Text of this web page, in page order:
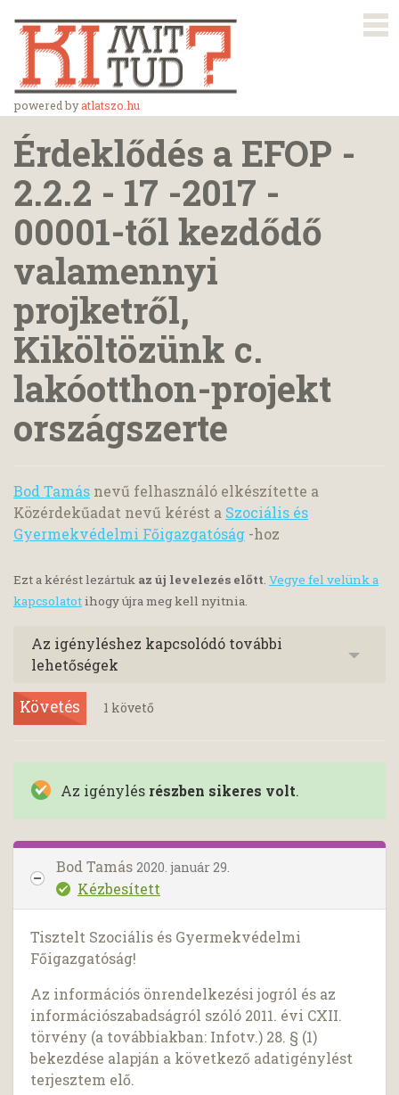
powered byatlatszo.hu
Érdeklődés a EFOP -
2.2.2 - 17 -2017 -
00001-től kezdődő
valamennyi
projketről,
Kiköltözünk c.
lakóotthon-projekt
országszerte
Bod Tamás nevű felhasználó elkészítette a
Közérdekűadat nevű kérést a Szociális és
Gyermekvédelmi Főigazgatóság -hoz
Ezt a kérést lezártuk az új levelezés előtt. Vegye fel velünk a
kapcsolatotihogy újra meg kell nyitnia.
Az igényléshez kapcsolódó további
lehetőségek
Követés 1 követő
Az igénylés részben sikeres volt.
Bod Tamás 2020. január 29.
Kézbesített
Tisztelt Szociális és Gyermekvédelmi
Főigazgatóság!
Az információs önrendelkezési jogról és az
információszabadságról szóló 2011. évi CXII.
törvény (a továbbiakban: Infotv.) 28. § (1)
bekezdése alapján a következő adatigénylést
terjesztem elő.